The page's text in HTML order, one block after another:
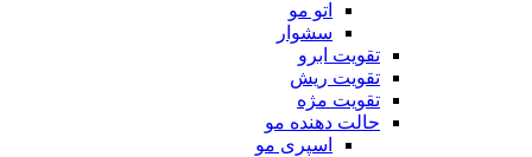
تقویت ابرو
تقویت ریش
تقویت مژه
حالت دهنده مو
اسپری مو